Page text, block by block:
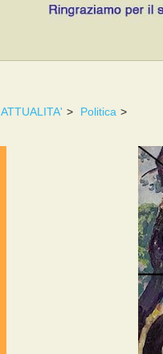
ATTUALITA' > Politica >